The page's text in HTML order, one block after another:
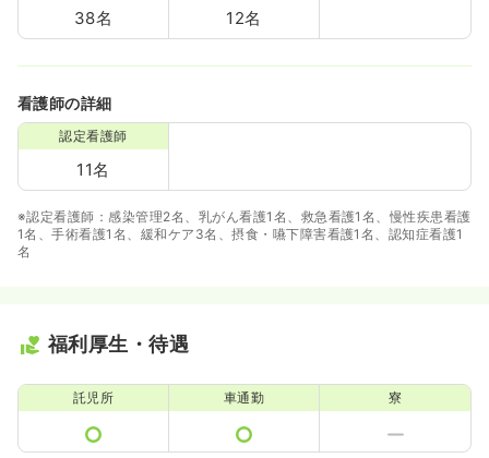
38名 12名
看護師の詳細
認定看護師
11名
※認定看護師：感染管理2名、乳がん看護1名、救急看護1名、慢性疾患看護
1名、手術看護1名、緩和ケア3名、摂食・嚥下障害看護1名、認知症看護1
名
福利厚生・待遇
託児所 車通勤 寮